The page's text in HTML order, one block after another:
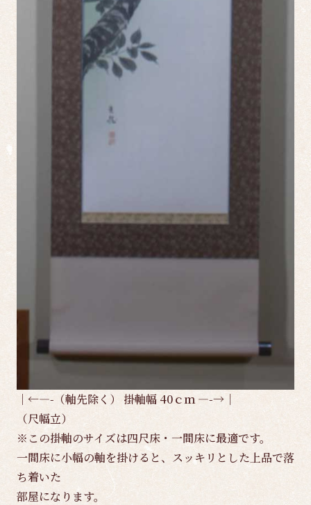
｜←—-（軸先除く） 掛軸幅 40ｃｍ —-→｜
（尺幅立）
※この掛軸のサイズは四尺床・一間床に最適です。
一間床に小幅の軸を掛けると、スッキリとした上品で落
ち着いた
部屋になります。